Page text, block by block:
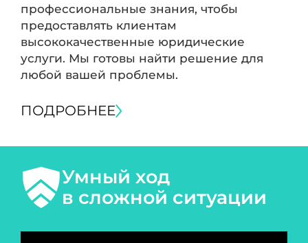
профессиональные знания, чтобы
предоставлять клиентам
высококачественные юридические
услуги. Мы готовы найти решение для
любой вашей проблемы.
ПОДРОБНЕЕ
Умный ход
в сложной ситуации